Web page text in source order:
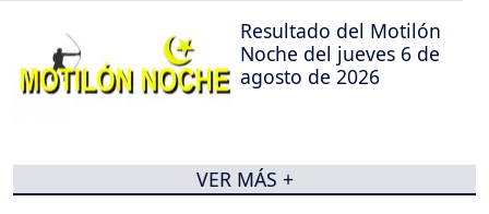
Resultado del Motilón
Noche del jueves 6 de
agosto de 2026
VER MÁS +